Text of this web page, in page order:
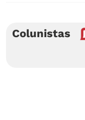
Colunistas